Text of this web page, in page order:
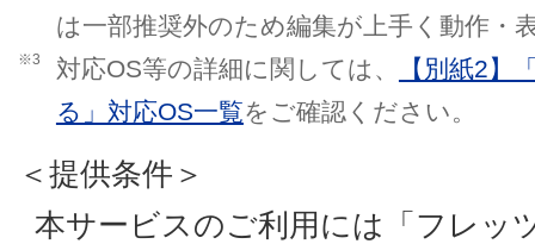
は一部推奨外のため編集が上手く動作・
※3 対応OS等の詳細に関しては、
【別紙2】
る」対応OS一覧をご確認ください。
＜提供条件＞
本サービスのご利用には「フレッ